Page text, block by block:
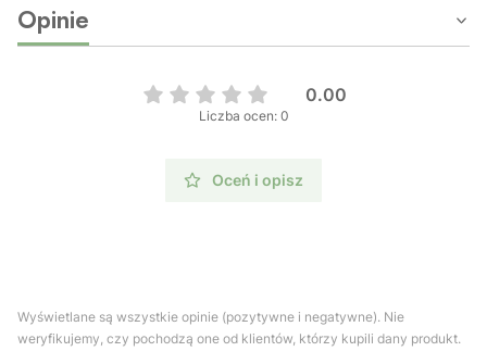
Opinie
0.00
Liczba ocen: 0
Oceń i opisz
Wyświetlane są wszystkie opinie (pozytywne i negatywne). Nie
weryfikujemy, czy pochodzą one od klientów, którzy kupili dany produkt.